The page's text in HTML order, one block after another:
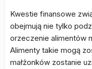
Kwestie finansowe
obejmują nie tylko
orzeczenie alimentów
Alimenty takie mogą
małżonków zostanie